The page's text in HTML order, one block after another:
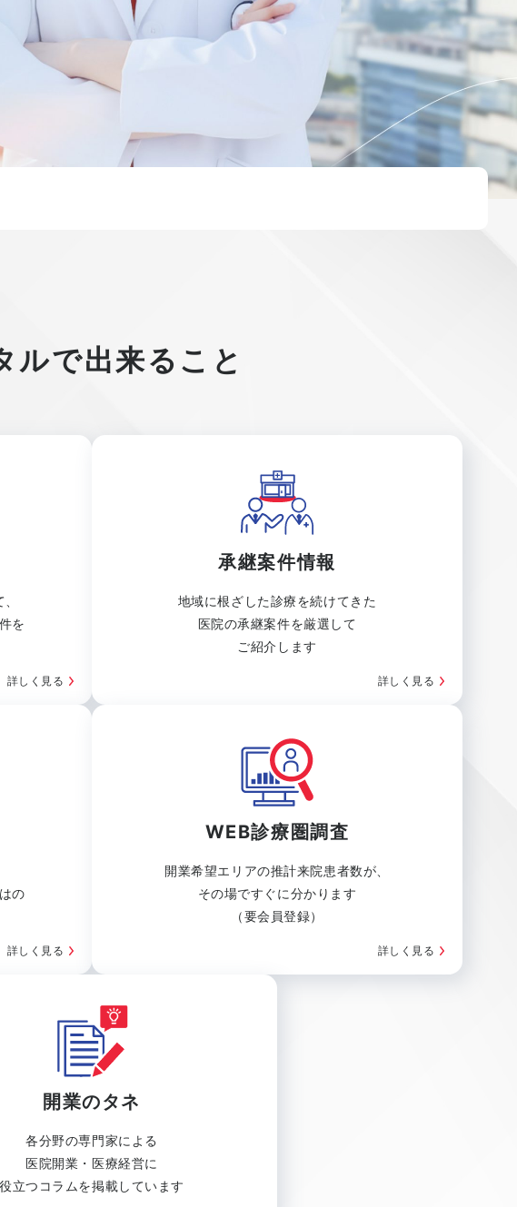
ルで出来ること
を
詳しく見る
承継案件情報
地域に根ざした診療を続けてきた
医院の承継案件を厳選して
ご紹介します
詳しく見る
の
詳しく見る
WEB診療圏調査
開業希望エリアの推計来院患者数が、
その場ですぐに分かります
（要会員登録）
詳しく見る
開業のタネ
各分野の専門家による
医院開業・医療経営に
役立つコラムを掲載しています